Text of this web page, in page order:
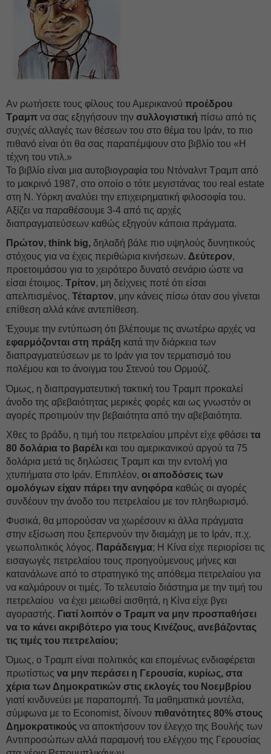
Αν ρωτήσετε τους φίλους του Αμερικανού προέδρου
Τραμπ να σας εξηγήσουν την συλλογιστική πίσω από τις
συχνές αλλαγές των θέσεων του στο θέμα του Ιράν, το πιο
πιθανό είναι ότι θα σας παραπέμψουν στο βιβλίο του «Η
τέχνη του ντιλ.»
Το βιβλίο είναι μια αυτοβιογραφία του Ντόναλντ Τραμπ από
το μακρινό 1987, στο οποίο ο τότε μεγιστάνας του real estate
στη Ν. Υόρκη αναλύει την επιχειρηματική φιλοσοφία του.
Αξίζει να παραθέσουμε 3-4 από τις αρχές
διαπραγματεύσεων καθώς εξηγούν κάποια πράγματα.
Πρώτον, think big, δηλαδή βάλε πιο υψηλούς δυνητικούς
στόχους για να έχεις περιθώρια κινήσεων. Δεύτερον,
προετοιμάσου για το χειρότερο δυνατό σενάριο ώστε να
είσαι έτοιμος. Τρίτον, μη δείχνεις ποτέ ότι είσαι
απελπισμένος. Τέταρτον, μην κάνεις πίσω όταν σου γίνεται
επίθεση αλλά κάνε αντεπίθεση.
Έχουμε την εντύπωση ότι βλέπουμε τις ανωτέρω αρχές να
εφαρμόζονται στη πράξη κατά την διάρκεια των
διαπραγματεύσεων με το Ιράν για τον τερματισμό του
πολέμου και το άνοιγμα του Στενού του Ορμούζ.
Όμως, η διαπραγματευτική τακτική του Τραμπ προκαλεί
άνοδο της αβεβαιότητας μερικές φορές και ως γνωστόν οι
αγορές προτιμούν την βεβαιότητα από την αβεβαιότητα.
Χθες το βράδυ, η τιμή του πετρελαίου μπρέντ είχε φθάσει τα
80 δολάρια το βαρέλι και του αμερικανικού αργού τα 75
δολάρια μετά τις δηλώσεις Τραμπ και την εντολή για
χτυπήματα στο Ιράν. Επιπλέον, οι αποδόσεις των
ομολόγων είχαν πάρει την ανηφόρα καθώς οι αγορές
συνδέουν την άνοδο του πετρελαίου με τον πληθωρισμό.
Φυσικά, θα μπορούσαν να χωρέσουν κι άλλα πράγματα
στην εξίσωση που ξεπερνούν την διαμάχη με το Ιράν, π.χ.
γεωπολιτικός λόγος. Παράδειγμα; Η Κίνα είχε περιορίσει τις
εισαγωγές πετρελαίου τους προηγούμενους μήνες και
κατανάλωνε από το στρατηγικό της απόθεμα πετρελαίου για
να καλμάρουν οι τιμές. Το τελευταίο διάστημα με την τιμή του
πετρελαίου να έχει μειωθεί αισθητά, η Κίνα είχε βγει
αγοραστής. Γιατί λοιπόν ο Τραμπ να μην προσπαθήσει
να το κάνει ακριβότερο για τους Κινέζους, ανεβάζοντας
τις τιμές του πετρελαίου;
Όμως, ο Τραμπ είναι πολιτικός και επομένως ενδιαφέρεται
πρωτίστως να μην περάσει η Γερουσία, κυρίως, στα
χέρια των Δημοκρατικών στις εκλογές του Νοεμβρίου
γιατί κινδυνεύει με παραπομπή. Τα μαθηματικά μοντέλα,
σύμφωνα με το Economist, δίνουν πιθανότητες 80% στους
Δημοκρατικούς να αποκτήσουν τον έλεγχο της Βουλής των
Αντιπροσώπων αλλά παραμονή του ελέγχου της Γερουσίας